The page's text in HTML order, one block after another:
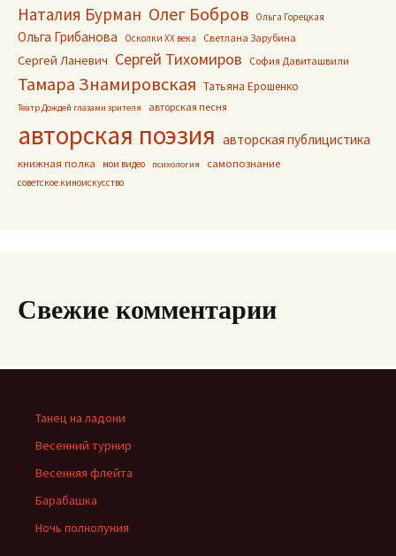
Наталия Бурман Олег Бобров Ольга Горецкая
Ольга Грибанова Осколки ХХ века Светлана Зарубина
Сергей Ланевич Сергей Тихомиров София Давиташвили
Тамара Знамировская Татьяна Ерошенко
Театр Дождей глазами зрителя авторская песня
авторская поэзия авторская публицистика
книжная полка мои видео психология самопознание
советское киноискусство
Свежие комментарии
Танец на ладони
Весенний турнир
Весенняя флейта
Барабашка
Ночь полнолуния